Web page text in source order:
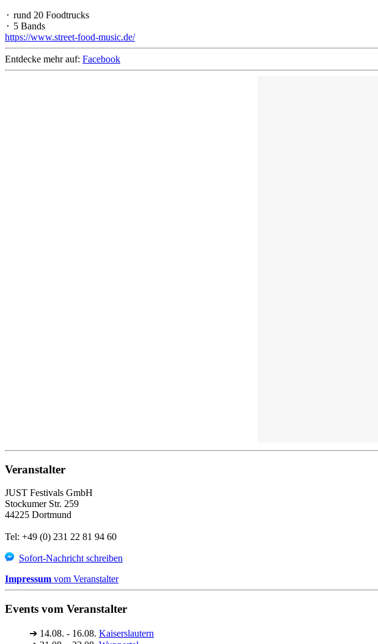
⬝ rund 20 Foodtrucks
⬝ 5 Bands
https://www.street-food-music.de/
Entdecke mehr auf: Facebook
Veranstalter
JUST Festivals GmbH
Stockumer Str. 259
44225 Dortmund
Tel: +49 (0) 231 22 81 94 60
Sofort-Nachricht schreiben
Impressum vom Veranstalter
Events vom Veranstalter
➔ 14.08. - 16.08. Kaiserslautern